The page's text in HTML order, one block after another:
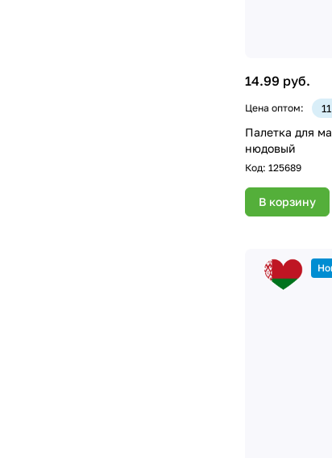
14.99 руб.
Цена оптом:
Палетка для
нюдовый
Код: 125689
В корзину